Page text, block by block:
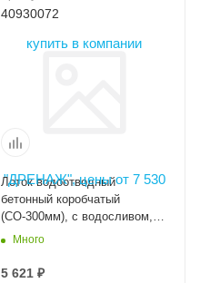
40930072
Лоток водоотводный
бетонный коробчатый
(СО-300мм), с водосливом,
KUв 100.44(30).39(32,5) -
Много
5 621 ₽